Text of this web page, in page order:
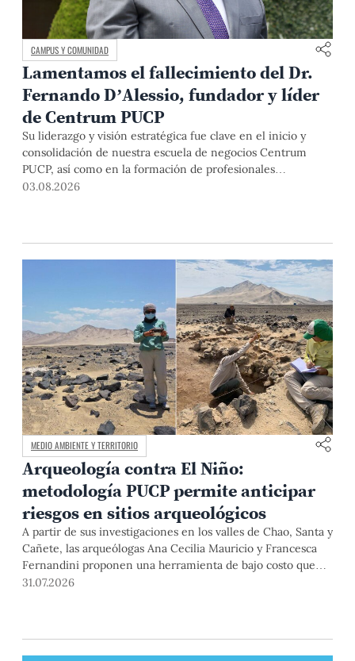
CAMPUS Y COMUNIDAD
Lamentamos el fallecimiento del Dr.
Fernando D’Alessio, fundador y líder
de Centrum PUCP
Su liderazgo y visión estratégica fue clave en el inicio y
consolidación de nuestra escuela de negocios Centrum
PUCP, así como en la formación de profesionales
empresariales comprometidos con el país. Por todo ello,
03.08.2026
MEDIO AMBIENTE Y TERRITORIO
Arqueología contra El Niño:
metodología PUCP permite anticipar
riesgos en sitios arqueológicos
A partir de sus investigaciones en los valles de Chao, Santa y
Cañete, las arqueólogas Ana Cecilia Mauricio y Francesca
Fernandini proponen una herramienta de bajo costo que
combina datos abiertos, mapas, sistemas de información
31.07.2026